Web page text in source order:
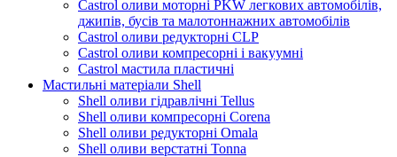
Castrol оливи моторні PKW легкових автомобілів,
джипів, бусів та малотоннажних автомобілів
Castrol оливи редукторні CLP
Castrol оливи компресорні і вакуумні
Castrol мастила пластичні
Мастильні матеріали Shell
Shell оливи гідравлічні Tellus
Shell оливи компресорні Corena
Shell оливи редукторні Omala
Shell оливи верстатні Tonna